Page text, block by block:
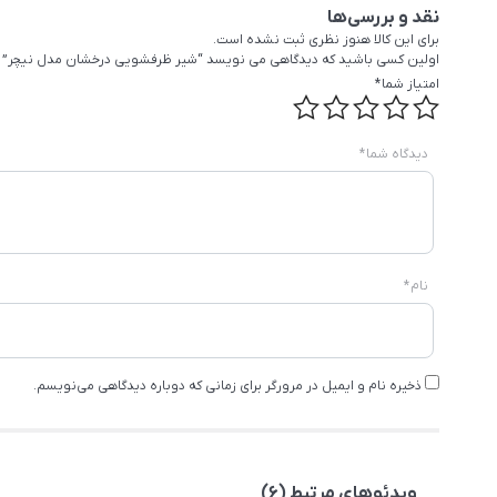
نقد و بررسی‌ها
برای این کالا هنوز نظری ثبت نشده است.
اولین کسی باشید که دیدگاهی می نویسد “شیر ظرفشویی درخشان مدل نیچر”
امتیاز شما*
دیدگاه شما*
نام*
ذخیره نام و ایمیل در مرورگر برای زمانی که دوباره دیدگاهی می‌نویسم.